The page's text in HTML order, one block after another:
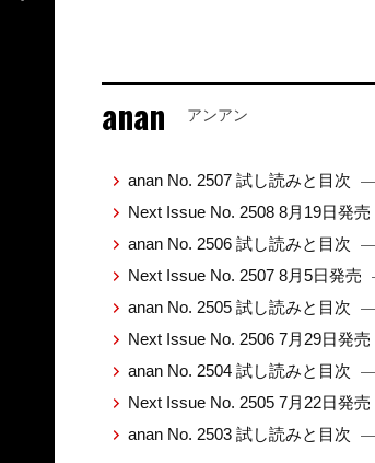
anan アンアン
anan No. 2507 試し読みと目次 —
Next Issue No. 2508 8月19日発売
anan No. 2506 試し読みと目次 —
Next Issue No. 2507 8月5日発売
anan No. 2505 試し読みと目次 —
Next Issue No. 2506 7月29日発売
anan No. 2504 試し読みと目次 —
Next Issue No. 2505 7月22日発売
anan No. 2503 試し読みと目次 —